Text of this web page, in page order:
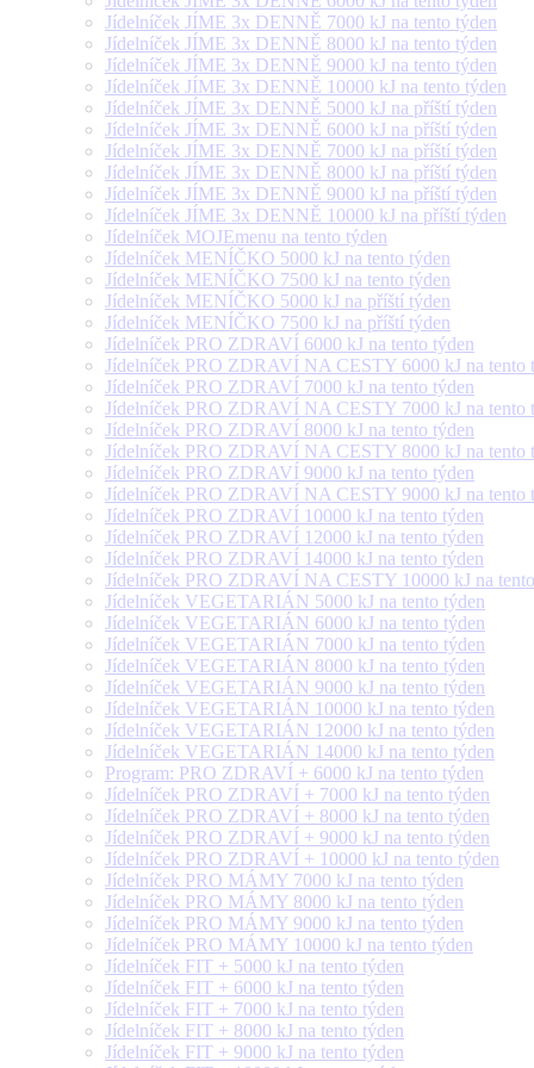
Jídelníček JÍME 3x DENNĚ 7000 kJ na tento týden
Jídelníček JÍME 3x DENNĚ 8000 kJ na tento týden
Jídelníček JÍME 3x DENNĚ 9000 kJ na tento týden
Jídelníček JÍME 3x DENNĚ 10000 kJ na tento týden
Jídelníček JÍME 3x DENNĚ 5000 kJ na příští týden
Jídelníček JÍME 3x DENNĚ 6000 kJ na příští týden
Jídelníček JÍME 3x DENNĚ 7000 kJ na příští týden
Jídelníček JÍME 3x DENNĚ 8000 kJ na příští týden
Jídelníček JÍME 3x DENNĚ 9000 kJ na příští týden
Jídelníček JÍME 3x DENNĚ 10000 kJ na příští týden
Jídelníček MOJEmenu na tento týden
Jídelníček MENÍČKO 5000 kJ na tento týden
Jídelníček MENÍČKO 7500 kJ na tento týden
Jídelníček MENÍČKO 5000 kJ na příští týden
Jídelníček MENÍČKO 7500 kJ na příští týden
Jídelníček PRO ZDRAVÍ 6000 kJ na tento týden
Jídelníček PRO ZDRAVÍ NA CESTY 6000 kJ na tento
Jídelníček PRO ZDRAVÍ 7000 kJ na tento týden
Jídelníček PRO ZDRAVÍ NA CESTY 7000 kJ na tento
Jídelníček PRO ZDRAVÍ 8000 kJ na tento týden
Jídelníček PRO ZDRAVÍ NA CESTY 8000 kJ na tento
Jídelníček PRO ZDRAVÍ 9000 kJ na tento týden
Jídelníček PRO ZDRAVÍ NA CESTY 9000 kJ na tento
Jídelníček PRO ZDRAVÍ 10000 kJ na tento týden
Jídelníček PRO ZDRAVÍ 12000 kJ na tento týden
Jídelníček PRO ZDRAVÍ 14000 kJ na tento týden
Jídelníček PRO ZDRAVÍ NA CESTY 10000 kJ na
Jídelníček VEGETARIÁN 5000 kJ na tento týden
Jídelníček VEGETARIÁN 6000 kJ na tento týden
Jídelníček VEGETARIÁN 7000 kJ na tento týden
Jídelníček VEGETARIÁN 8000 kJ na tento týden
Jídelníček VEGETARIÁN 9000 kJ na tento týden
Jídelníček VEGETARIÁN 10000 kJ na tento týden
Jídelníček VEGETARIÁN 12000 kJ na tento týden
Jídelníček VEGETARIÁN 14000 kJ na tento týden
Program: PRO ZDRAVÍ + 6000 kJ na tento týden
Jídelníček PRO ZDRAVÍ + 7000 kJ na tento týden
Jídelníček PRO ZDRAVÍ + 8000 kJ na tento týden
Jídelníček PRO ZDRAVÍ + 9000 kJ na tento týden
Jídelníček PRO ZDRAVÍ + 10000 kJ na tento týden
Jídelníček PRO MÁMY 7000 kJ na tento týden
Jídelníček PRO MÁMY 8000 kJ na tento týden
Jídelníček PRO MÁMY 9000 kJ na tento týden
Jídelníček PRO MÁMY 10000 kJ na tento týden
Jídelníček FIT + 5000 kJ na tento týden
Jídelníček FIT + 6000 kJ na tento týden
Jídelníček FIT + 7000 kJ na tento týden
Jídelníček FIT + 8000 kJ na tento týden
Jídelníček FIT + 9000 kJ na tento týden